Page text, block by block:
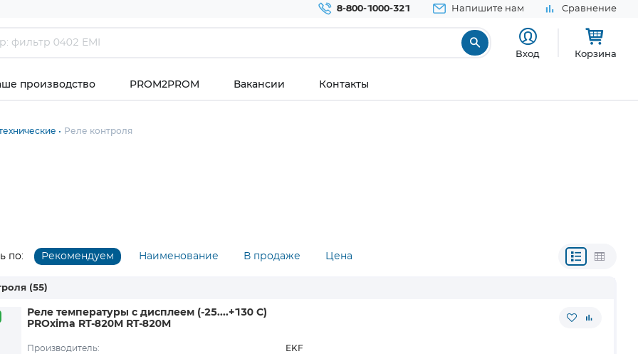
8-800-1000-321 Напишите нам Сравнение
Вход Корзина
производство PROM2PROM Вакансии Контакты
Реле контроля
по: Рекомендуем Наименование В продаже Цена
(55)
Реле температуры с дисплеем (-25....+130 С)
PROxima RT-820M RT-820M
Производитель: EKF